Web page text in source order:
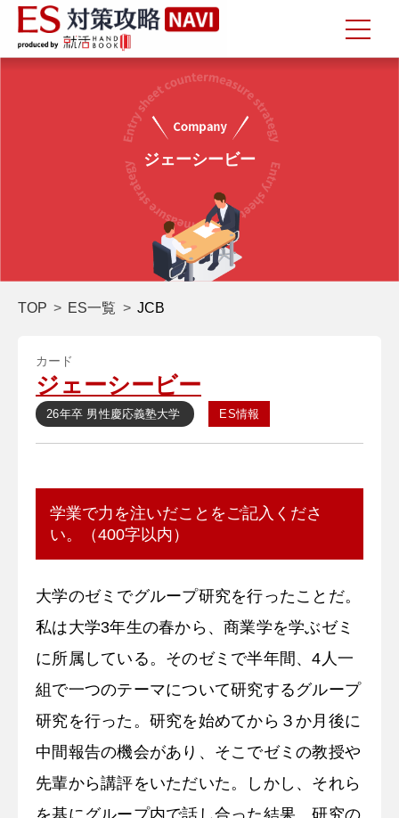
ジェーシービー
TOP ES一覧 JCB
カード
ジェーシービー
26年卒 男性慶応義塾大学 ES情報
学業で力を注いだことをご記入くださ
い。（400字以内）
大学のゼミでグループ研究を行ったことだ。
私は大学3年生の春から、商業学を学ぶゼミ
に所属している。そのゼミで半年間、4人一
組で一つのテーマについて研究するグループ
研究を行った。研究を始めてから３か月後に
中間報告の機会があり、そこでゼミの教授や
先輩から講評をいただいた。しかし、それら
を基にグループ内で話し合った結果、研究の